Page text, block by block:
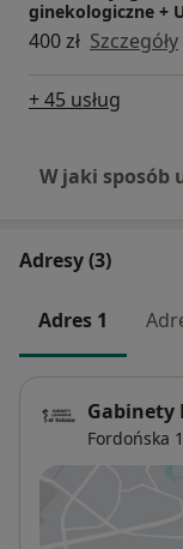
ginekologiczne +
400 zł Szczegóły
+ 45 usług
W jaki sposób
Adresy (3)
Adres 1
Gabinety
Fordońska